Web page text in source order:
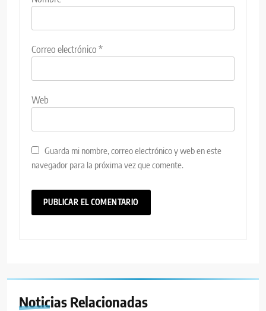
Correo electrónico *
Web
Guarda mi nombre, correo electrónico y web en este
navegador para la próxima vez que comente.
Noticias Relacionadas